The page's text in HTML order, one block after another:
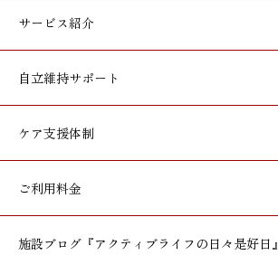
サービス紹介
自立維持サポート
ケア支援体制
ご利用料金
施設ブログ 『アクティブライフの日々是好日』